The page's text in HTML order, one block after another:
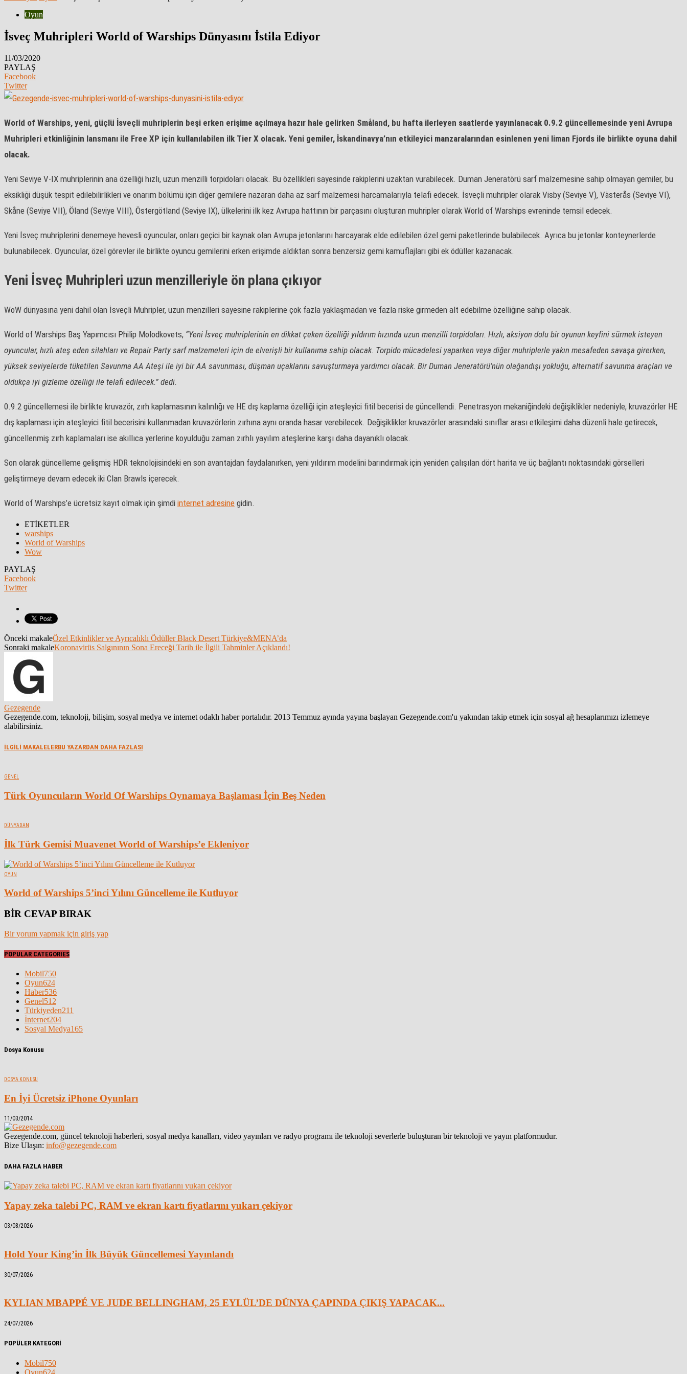
Oyun
İsveç Muhripleri World of Warships Dünyasını İstila Ediyor
11/03/2020
PAYLAŞ
Facebook
Twitter
World of Warships, yeni, güçlü İsveçli muhriplerin beşi erken erişime açılmaya hazır hale gelirken Småland, bu hafta ilerleyen saatlerde yayınlanacak 0.9.2 güncellemesinde yeni Avrupa
Muhripleri etkinliğinin lansmanı ile Free XP için kullanılabilen ilk Tier X olacak. Yeni gemiler, İskandinavya’nın etkileyici manzaralarından esinlenen yeni liman Fjords ile birlikte oyuna dahil
olacak.
Yeni Seviye V-IX muhriplerinin ana özelliği hızlı, uzun menzilli torpidoları olacak. Bu özellikleri sayesinde rakiplerini uzaktan vurabilecek. Duman Jeneratörü sarf malzemesine sahip olmayan gemiler, bu
eksikliği düşük tespit edilebilirlikleri ve onarım bölümü için diğer gemilere nazaran daha az sarf malzemesi harcamalarıyla telafi edecek. İsveçli muhripler olarak Visby (Seviye V), Västerås (Seviye VI),
Skåne (Seviye VII), Öland (Seviye VIII), Östergötland (Seviye IX), ülkelerini ilk kez Avrupa hattının bir parçasını oluşturan muhripler olarak World of Warships evreninde temsil edecek.
Yeni İsveç muhriplerini denemeye hevesli oyuncular, onları geçici bir kaynak olan Avrupa jetonlarını harcayarak elde edilebilen özel gemi paketlerinde bulabilecek. Ayrıca bu jetonlar konteynerlerde
bulunabilecek. Oyuncular, özel görevler ile birlikte oyuncu gemilerini erken erişimde aldıktan sonra benzersiz gemi kamuflajları gibi ek ödüller kazanacak.
Yeni İsveç Muhripleri uzun menzilleriyle ön plana çıkıyor
WoW dünyasına yeni dahil olan İsveçli Muhripler, uzun menzilleri sayesine rakiplerine çok fazla yaklaşmadan ve fazla riske girmeden alt edebilme özelliğine sahip olacak.
World of Warships Baş Yapımcısı Philip Molodkovets, “Yeni İsveç muhriplerinin en dikkat çeken özelliği yıldırım hızında uzun menzilli torpidoları. Hızlı, aksiyon dolu bir oyunun keyfini sürmek isteyen
oyuncular, hızlı ateş eden silahları ve Repair Party sarf malzemeleri için de elverişli bir kullanıma sahip olacak. Torpido mücadelesi yaparken veya diğer muhriplerle yakın mesafeden savaşa girerken,
yüksek seviyelerde tüketilen Savunma AA Ateşi ile iyi bir AA savunması, düşman uçaklarını savuşturmaya yardımcı olacak. Bir Duman Jeneratörü’nün olağandışı yokluğu, alternatif savunma araçları ve
oldukça iyi gizleme özelliği ile telafi edilecek.” dedi.
0.9.2 güncellemesi ile birlikte kruvazör, zırh kaplamasının kalınlığı ve HE dış kaplama özelliği için ateşleyici fitil becerisi de güncellendi. Penetrasyon mekaniğindeki değişiklikler nedeniyle, kruvazörler HE
dış kaplaması için ateşleyici fitil becerisini kullanmadan kruvazörlerin zırhına aynı oranda hasar verebilecek. Değişiklikler kruvazörler arasındaki sınıflar arası etkileşimi daha düzenli hale getirecek,
güncellenmiş zırh kaplamaları ise akıllıca yerlerine koyulduğu zaman zırhlı yayılım ateşlerine karşı daha dayanıklı olacak.
Son olarak güncelleme gelişmiş HDR teknolojisindeki en son avantajdan faydalanırken, yeni yıldırım modelini barındırmak için yeniden çalışılan dört harita ve üç bağlantı noktasındaki görselleri
geliştirmeye devam edecek iki Clan Brawls içerecek.
World of Warships’e ücretsiz kayıt olmak için şimdi internet adresine gidin.
ETİKETLER
warships
World of Warships
Wow
PAYLAŞ
Facebook
Twitter
Önceki makaleÖzel Etkinlikler ve Ayrıcalıklı Ödüller Black Desert Türkiye&MENA’da
Sonraki makaleKoronavirüs Salgınının Sona Ereceği Tarih ile İlgili Tahminler Açıklandı!
Gezegende
Gezegende.com, teknoloji, bilişim, sosyal medya ve internet odaklı haber portalıdır. 2013 Temmuz ayında yayına başlayan Gezegende.com'u yakından takip etmek için sosyal ağ hesaplarımızı izlemeye
alabilirsiniz.
İLGİLİ MAKALELERBU YAZARDAN DAHA FAZLASI
GENEL
Türk Oyuncuların World Of Warships Oynamaya Başlaması İçin Beş Neden
DÜNYADAN
İlk Türk Gemisi Muavenet World of Warships’e Ekleniyor
OYUN
World of Warships 5’inci Yılını Güncelleme ile Kutluyor
BİR CEVAP BIRAK
Bir yorum yapmak için giriş yap
POPULAR CATEGORIES
Mobil750
Oyun624
Haber536
Genel512
Türkiyeden211
İnternet204
Sosyal Medya165
Dosya Konusu
DOSYA KONUSU
En İyi Ücretsiz iPhone Oyunları
11/03/2014
Gezegende.com, güncel teknoloji haberleri, sosyal medya kanalları, video yayınları ve radyo programı ile teknoloji severlerle buluşturan bir teknoloji ve yayın platformudur.
Bize Ulaşın: info@gezegende.com
DAHA FAZLA HABER
Yapay zeka talebi PC, RAM ve ekran kartı fiyatlarını yukarı çekiyor
03/08/2026
Hold Your King’in İlk Büyük Güncellemesi Yayınlandı
30/07/2026
KYLIAN MBAPPÉ VE JUDE BELLINGHAM, 25 EYLÜL’DE DÜNYA ÇAPINDA ÇIKIŞ YAPACAK...
24/07/2026
POPÜLER KATEGORİ
Mobil750
Oyun624